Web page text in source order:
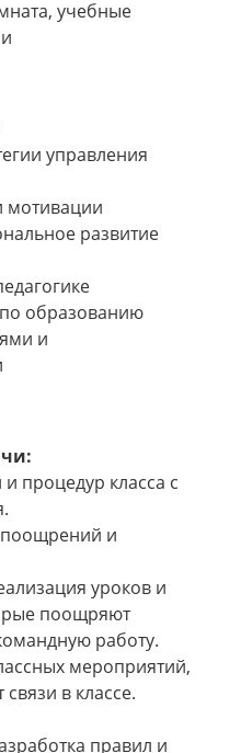
учебные
управления
мотивации
развитие
образованию
и
процедур класса с
и
уроков и
поощряют
работу.
мероприятий,
в классе.
правил и